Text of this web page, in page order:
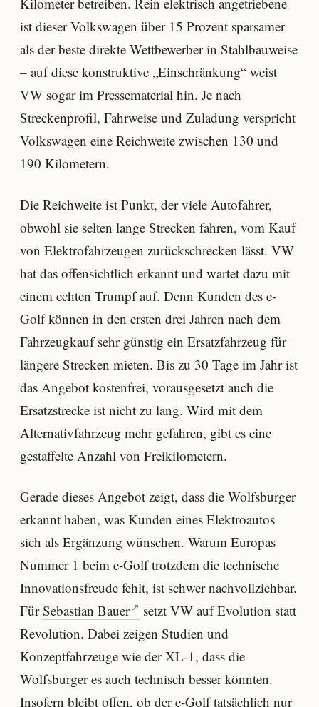
ist dieser Volkswagen über 15 Prozent sparsamer
als der beste direkte Wettbewerber in Stahlbauweise
– auf diese konstruktive „Einschränkung“ weist
VW sogar im Pressematerial hin. Je nach
Streckenprofil, Fahrweise und Zuladung verspricht
Volkswagen eine Reichweite zwischen 130 und
190 Kilometern.
Die Reichweite ist Punkt, der viele Autofahrer,
obwohl sie selten lange Strecken fahren, vom Kauf
von Elektrofahrzeugen zurückschrecken lässt. VW
hat das offensichtlich erkannt und wartet dazu mit
einem echten Trumpf auf. Denn Kunden des e-
Golf können in den ersten drei Jahren nach dem
Fahrzeugkauf sehr günstig ein Ersatzfahrzeug für
längere Strecken mieten. Bis zu 30 Tage im Jahr ist
das Angebot kostenfrei, vorausgesetzt auch die
Ersatzstrecke ist nicht zu lang. Wird mit dem
Alternativfahrzeug mehr gefahren, gibt es eine
gestaffelte Anzahl von Freikilometern.
Gerade dieses Angebot zeigt, dass die Wolfsburger
erkannt haben, was Kunden eines Elektroautos
sich als Ergänzung wünschen. Warum Europas
Nummer 1 beim e-Golf trotzdem die technische
Innovationsfreude fehlt, ist schwer nachvollziehbar.
FürSebastian Bauer
setzt VW auf Evolution statt
Revolution. Dabei zeigen Studien und
Konzeptfahrzeuge wie der XL-1, dass die
Wolfsburger es auch technisch besser könnten.
Insofern bleibt offen, ob der e-Golf tatsächlich nur